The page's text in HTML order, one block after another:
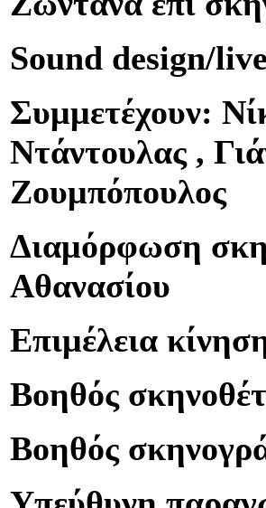
Sound design/
Συμμετέχουν:
Ντάντουλας ,
Ζουμπόπουλος
Διαμόρφωση
Αθανασίου
Επιμέλεια
Βοηθός
Βοηθός